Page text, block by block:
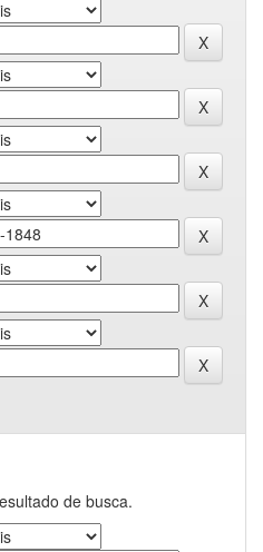
de busca.